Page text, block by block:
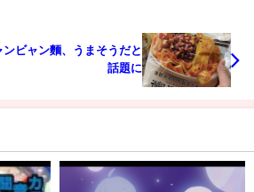
ンビャン麵、うまそうだと
話題に